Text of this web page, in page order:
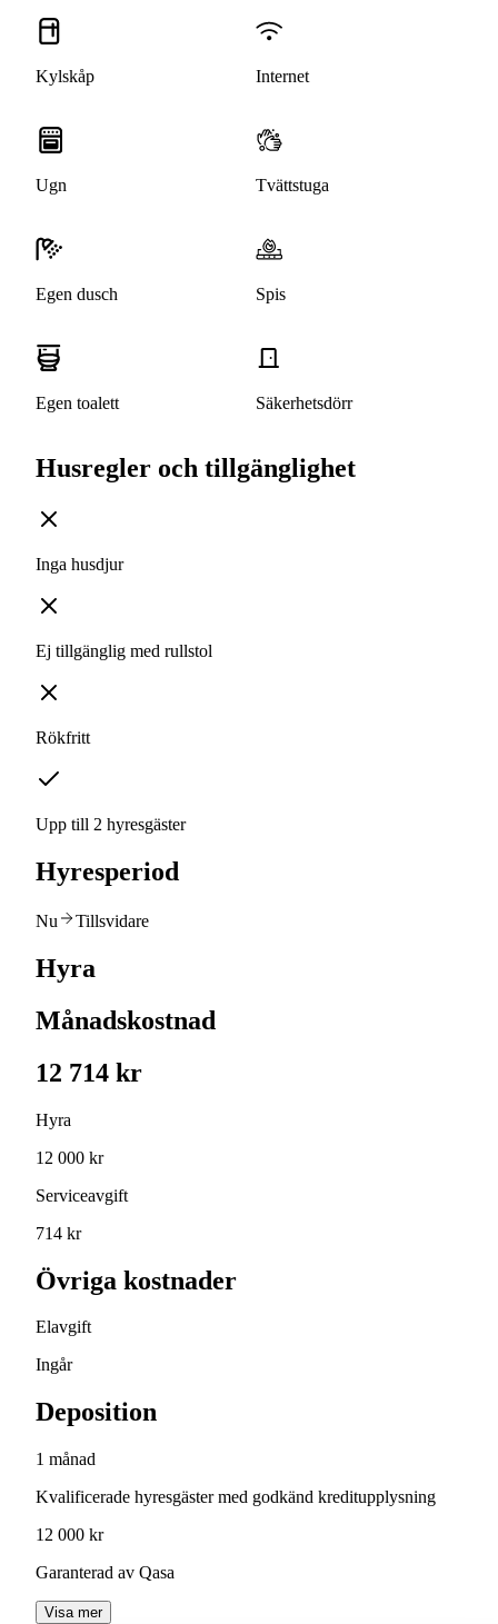
Kylskåp Internet
Ugn Tvättstuga
Egen dusch Spis
Egen toalett Säkerhetsdörr
Husregler och tillgänglighet
Inga husdjur
Ej tillgänglig med rullstol
Rökfritt
Upp till 2 hyresgäster
Hyresperiod
Nu Tillsvidare
Hyra
Månadskostnad
12 714 kr
Hyra
12 000 kr
Serviceavgift
714 kr
Övriga kostnader
Elavgift
Ingår
Deposition
1 månad
Kvalificerade hyresgäster med godkänd kreditupplysning
12 000 kr
Garanterad av Qasa
Visa mer